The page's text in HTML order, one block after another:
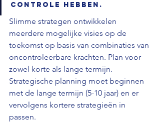
controle hebben.
Slimme strategen ontwikkelen
meerdere mogelijke visies op de
toekomst op basis van combinaties van
oncontroleerbare krachten. Plan voor
zowel korte als lange termijn.
Strategische planning moet beginnen
met de lange termijn (5-10 jaar) en er
vervolgens kortere strategieën in
passen.